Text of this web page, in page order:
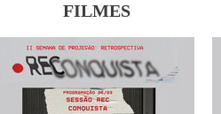
FILMES